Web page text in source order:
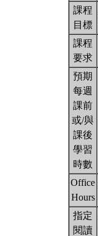
課程
目標
課程
要求
預期
每週
課前
或/與
課後
學習
時數
Office
Hours
指定
閱讀